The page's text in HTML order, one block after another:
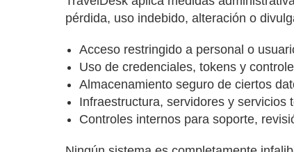
pérdida, uso indebido, alteración o
Acceso restringido a personal o
Uso de credenciales, tokens y
Almacenamiento seguro de ciertos
Infraestructura, servidores y servicios
Controles internos para soporte,